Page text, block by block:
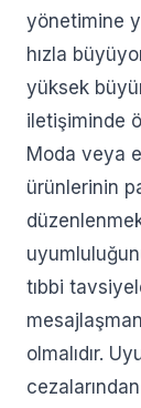
yönetimine
hızla
yüksek
iletişiminde
Moda veya
ürünlerinin
tıbbi
olmalıdır.